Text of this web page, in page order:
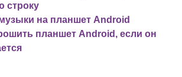
строку
на планшет Android
планшет Android, если он